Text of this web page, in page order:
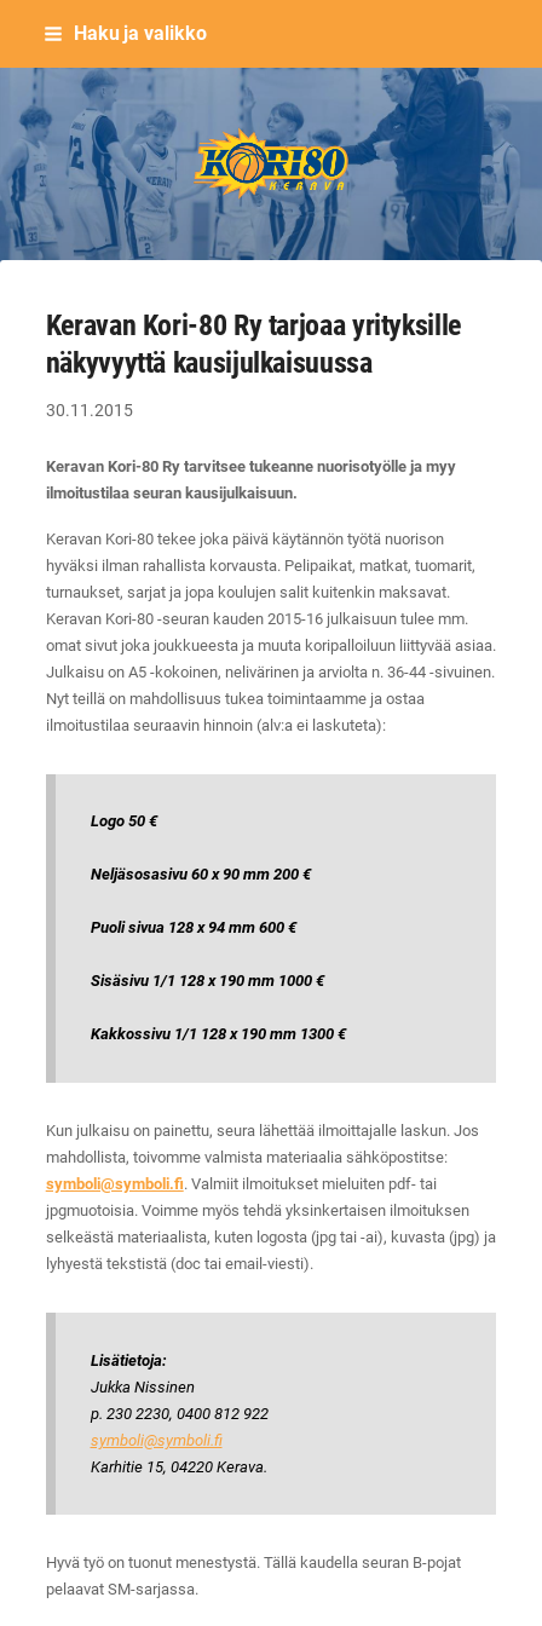
Siirry
sisältöön
Haku ja valikko
Keravan Kori-80 ry
Keravan Kori-80 Ry tarjoaa yrityksille
näkyvyyttä kausijulkaisuussa
30.11.2015
Keravan Kori-80 Ry tarvitsee tukeanne nuorisotyölle ja myy
ilmoitustilaa seuran kausijulkaisuun.
Keravan Kori-80 tekee joka päivä käytännön työtä nuorison
hyväksi ilman rahallista korvausta. Pelipaikat, matkat, tuomarit,
turnaukset, sarjat ja jopa koulujen salit kuitenkin maksavat.
Keravan Kori-80 -seuran kauden 2015-16 julkaisuun tulee mm.
omat sivut joka joukkueesta ja muuta koripalloiluun liittyvää asiaa.
Julkaisu on A5 -kokoinen, nelivärinen ja arviolta n. 36-44 -sivuinen.
Nyt teillä on mahdollisuus tukea toimintaamme ja ostaa
ilmoitustilaa seuraavin hinnoin (alv:a ei laskuteta):
Logo 50 €
Neljäsosasivu 60 x 90 mm 200 €
Puoli sivua 128 x 94 mm 600 €
Sisäsivu 1/1 128 x 190 mm 1000 €
Kakkossivu 1/1 128 x 190 mm 1300 €
Kun julkaisu on painettu, seura lähettää ilmoittajalle laskun. Jos
mahdollista, toivomme valmista materiaalia sähköpostitse:
symboli@symboli.fi. Valmiit ilmoitukset mieluiten pdf- tai
jpgmuotoisia. Voimme myös tehdä yksinkertaisen ilmoituksen
selkeästä materiaalista, kuten logosta (jpg tai -ai), kuvasta (jpg) ja
lyhyestä tekstistä (doc tai email-viesti).
Lisätietoja:
Jukka Nissinen
p. 230 2230, 0400 812 922
symboli@symboli.fi
Karhitie 15, 04220 Kerava.
Hyvä työ on tuonut menestystä. Tällä kaudella seuran B-pojat
pelaavat SM-sarjassa.